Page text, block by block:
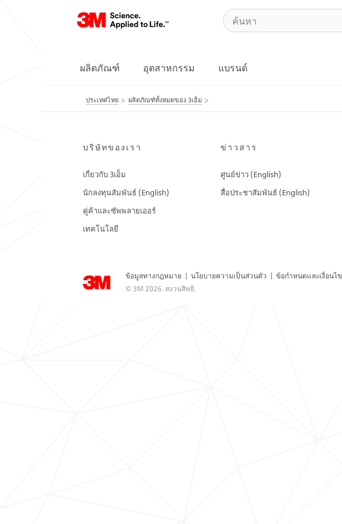
ผลิตภัณฑ์ อุตสาหกรรม แบรนด์
ประเทศไทย ผลิตภัณฑ์ทั้งหมดของ 3เอ็ม
บริษัทของเรา
เกี่ยวกับ 3เอ็ม
นักลงทุนสัมพันธ์ (English)
คู่ค้าและซัพพลายเออร์
เทคโนโลยี
ข่าวสาร
ศูนย์ข่าว (English)
สื่อประชาสัมพันธ์ (English)
ข้อมูลทางกฎหมาย | นโยบายความเป็นส่วนตัว | ข้อกำหนดและเงื่อนไข
© 3M 2026. สงวนสิทธิ.